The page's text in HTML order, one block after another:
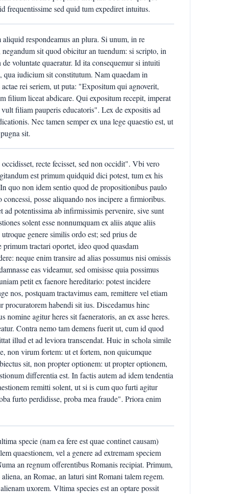
sed quid tum expediret intuitus.
respondeamus an plura. Si unum, in re
sit quod obicitur an tuendum: si scripto, in
voluntate quaeratur. Id ita consequemur si intuiti
iudicium sit constitutum. Nam quaedam in
rei seriem, ut puta: "Expositum qui agnoverit,
filium liceat abdicare. Qui expositum recepit, imperat
filiam pauperis educatoris". Lex de expositis ad
Nec tamen semper ex una lege quaestio est, ut
sit.
recte fecisset, sed non occidit". Vbi vero
est primum quidquid dici potest, tum ex his
quo non idem sentio quod de propositionibus paulo
posse aliquando nos incipere a firmioribus.
ad potentissima ab infirmissimis pervenire, sive sunt
solent esse nonnumquam ex aliis atque aliis
genere similis ordo est; sed prius de
tractari oportet, ideo quod quasdam
neque enim transire ad alias possumus nisi omissis
eas videamur, sed omisisse quia possimus
petit ex faenore hereditario: potest incidere
nos, postquam tractavimus eam, remittere vel etiam
habendi sit ius. Discedamus hinc
agitur heres sit faeneratoris, an ex asse heres.
Contra nemo tam demens fuerit ut, cum id quod
illud et ad leviora transcendat. Huic in schola simile
non virum fortem: ut et fortem, non quicumque
sit, non propter optionem: ut propter optionem,
differentia est. In factis autem ad idem tendentia
remitti solent, ut si is cum quo furti agitur
furto perdidisse, proba mea fraude". Priora enim
specie (nam ea fere est quae continet causam)
quaestionem, vel a genere ad extremam speciem
an regnum offerentibus Romanis recipiat. Primum,
an Romae, an laturi sint Romani talem regem.
uxorem. Vltima species est an optare possit